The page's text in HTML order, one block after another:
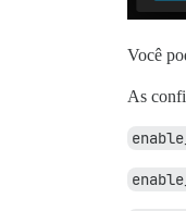
Você
As